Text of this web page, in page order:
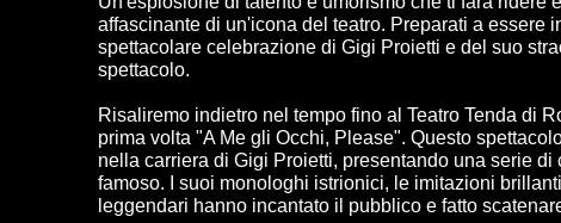
affascinante di un'icona del teatro. Preparati a essere
spettacolare celebrazione di Gigi Proietti e del suo
spettacolo.
Risaliremo indietro nel tempo fino al Teatro Tenda di
prima volta "A Me gli Occhi, Please". Questo
nella carriera di Gigi Proietti, presentando una serie
famoso. I suoi monologhi istrionici, le imitazioni
leggendari hanno incantato il pubblico e fatto